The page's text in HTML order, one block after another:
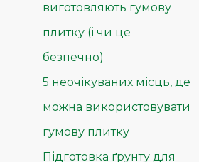
виготовляють гумову
плитку (і чи це
безпечно)
5 неочікуваних місць, де
можна використовувати
гумову плитку
Підготовка ґрунту для